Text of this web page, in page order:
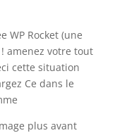
WP Rocket (une
amenez votre tout
cette situation
Ce dans le
plus avant